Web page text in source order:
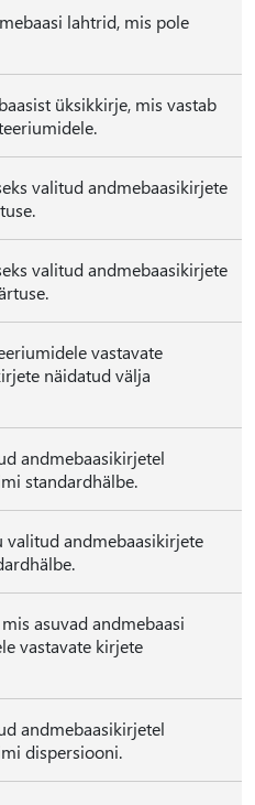
lahtrid, mis pole
üksikkirje, mis vastab
valitud andmebaasikirjete
valitud andmebaasikirjete
vastavate
näidatud välja
andmebaasikirjetel
standardhälbe.
valitud andmebaasikirjete
asuvad andmebaasi
vastavate kirjete
andmebaasikirjetel
dispersiooni.